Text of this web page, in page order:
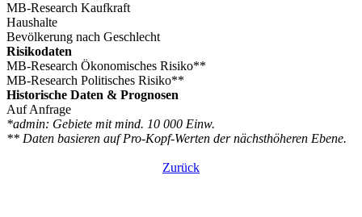
MB-Research Kaufkraft
Haushalte
Bevölkerung nach Geschlecht
Risikodaten
MB-Research Ökonomisches Risiko**
MB-Research Politisches Risiko**
Historische Daten & Prognosen
Auf Anfrage
*admin: Gebiete mit mind. 10 000 Einw.
** Daten basieren auf Pro-Kopf-Werten der nächsthöheren Ebene.
Zurück